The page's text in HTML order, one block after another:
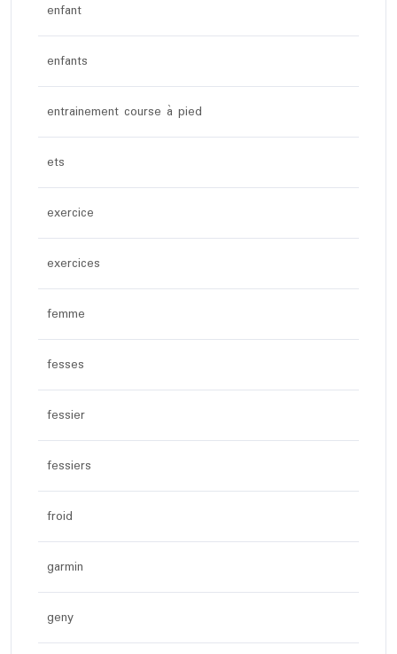
enfant
enfants
entrainement course à pied
ets
exercice
exercices
femme
fesses
fessier
fessiers
froid
garmin
geny